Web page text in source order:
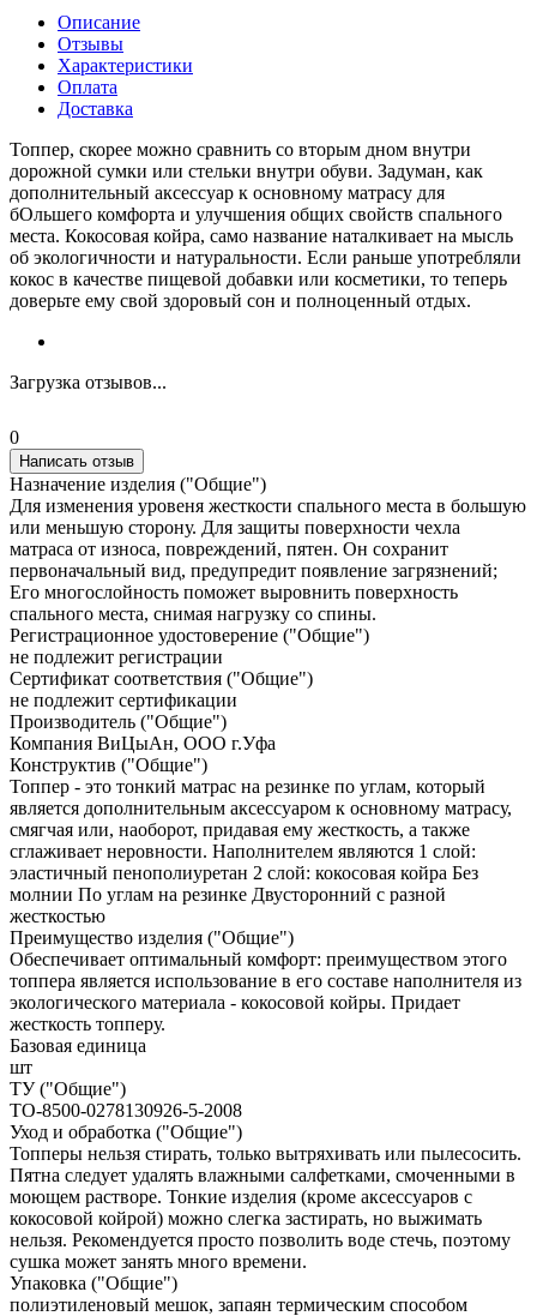
Описание
Отзывы
Характеристики
Оплата
Доставка
Топпер, скорее можно сравнить со вторым дном внутри
дорожной сумки или стельки внутри обуви. Задуман, как
дополнительный аксессуар к основному матрасу для
бОльшего комфорта и улучшения общих свойств спального
места. Кокосовая койра, само название наталкивает на мысль
об экологичности и натуральности. Если раньше употребляли
кокос в качестве пищевой добавки или косметики, то теперь
доверьте ему свой здоровый сон и полноценный отдых.
Загрузка отзывов...
0
Написать отзыв
Назначение изделия ("Общие")
Для изменения уровеня жесткости спального места в большую
или меньшую сторону. Для защиты поверхности чехла
матраса от износа, повреждений, пятен. Он сохранит
первоначальный вид, предупредит появление загрязнений;
Его многослойность поможет выровнить поверхность
спального места, снимая нагрузку со спины.
Регистрационное удостоверение ("Общие")
не подлежит регистрации
Сертификат соответствия ("Общие")
не подлежит сертификации
Производитель ("Общие")
Компания ВиЦыАн, ООО г.Уфа
Конструктив ("Общие")
Топпер - это тонкий матрас на резинке по углам, который
является дополнительным аксессуаром к основному матрасу,
смягчая или, наоборот, придавая ему жесткость, а также
сглаживает неровности. Наполнителем являются 1 слой:
эластичный пенополиуретан 2 слой: кокосовая койра Без
молнии По углам на резинке Двусторонний с разной
жесткостью
Преимущество изделия ("Общие")
Обеспечивает оптимальный комфорт: преимуществом этого
топпера является использование в его составе наполнителя из
экологического материала - кокосовой койры. Придает
жесткость топперу.
Базовая единица
шт
ТУ ("Общие")
ТО-8500-0278130926-5-2008
Уход и обработка ("Общие")
Топперы нельзя стирать, только вытряхивать или пылесосить.
Пятна следует удалять влажными салфетками, смоченными в
моющем растворе. Тонкие изделия (кроме аксессуаров с
кокосовой койрой) можно слегка застирать, но выжимать
нельзя. Рекомендуется просто позволить воде стечь, поэтому
сушка может занять много времени.
Упаковка ("Общие")
полиэтиленовый мешок, запаян термическим способом